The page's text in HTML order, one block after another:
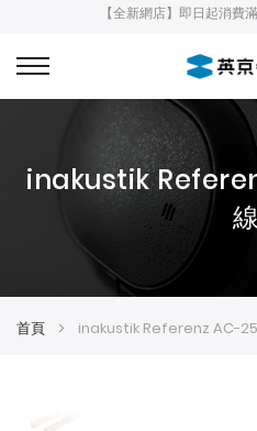
【全新網店】即日起消費
inakustik
線
首頁 inakustik Referenz AC-